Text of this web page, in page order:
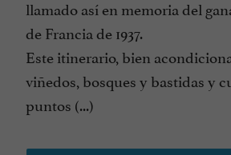
llamado así en memoria del
de Francia de 1937.
Este itinerario, bien
viñedos, bosques y bastidas y
puntos (...)